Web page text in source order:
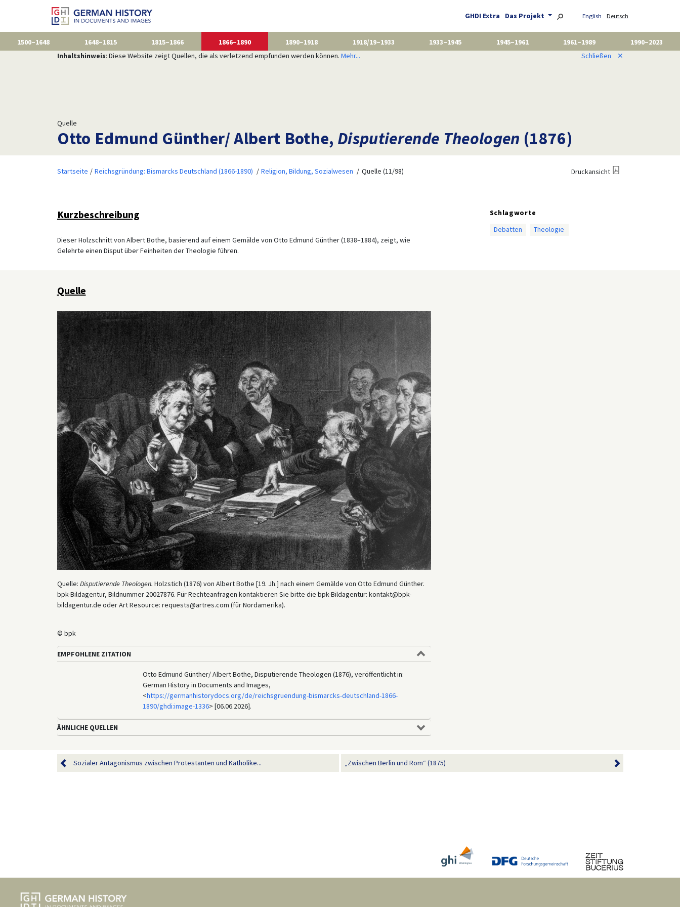
GHDI Extra Das Projekt English Deutsch
1500–1648 1648–1815 1815–1866 1866–1890 1890–1918 1918/19–1933 1933–1945 1945–1961 1961–1989
1990–2023
Inhaltshinweis: Diese Website zeigt Quellen, die als verletzend empfunden werden können. Mehr... Schließen ✕
Quelle
Otto Edmund Günther/ Albert Bothe, Disputierende Theologen (1876)
Startseite Reichsgründung: Bismarcks Deutschland (1866-1890) Religion, Bildung, Sozialwesen Quelle (11/98) Druckansicht
Kurzbeschreibung
Dieser Holzschnitt von Albert Bothe, basierend auf einem Gemälde von Otto Edmund Günther (1838–1884), zeigt, wie
Gelehrte einen Disput über Feinheiten der Theologie führen.
Schlagworte
Debatten
Theologie
Quelle
Quelle: Disputierende Theologen. Holzstich (1876) von Albert Bothe [19. Jh.] nach einem Gemälde von Otto Edmund Günther.
bpk-Bildagentur, Bildnummer 20027876. Für Rechteanfragen kontaktieren Sie bitte die bpk-Bildagentur: kontakt@bpk-
bildagentur.de oder Art Resource: requests@artres.com (für Nordamerika).
© bpk
EMPFOHLENE ZITATION
Otto Edmund Günther/ Albert Bothe, Disputierende Theologen (1876), veröffentlicht in:
German History in Documents and Images,
<https://germanhistorydocs.org/de/reichsgruendung-bismarcks-deutschland-1866-
1890/ghdi:image-1336> [06.06.2026].
ÄHNLICHE QUELLEN
Sozialer Antagonismus zwischen Protestanten und Katholike... „Zwischen Berlin und Rom“ (1875)